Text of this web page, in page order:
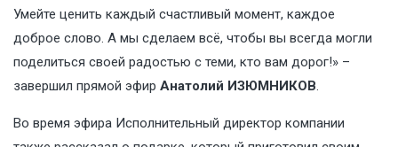
Умейте ценить каждый счастливый момент, каждое
доброе слово. А мы сделаем всё, чтобы вы всегда могли
поделиться своей радостью с теми, кто вам дорог!» –
завершил прямой эфир Анатолий ИЗЮМНИКОВ.
Во время эфира Исполнительный директор компании